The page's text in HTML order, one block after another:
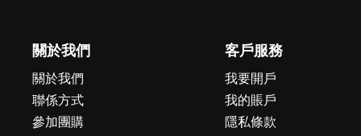
關於我們
關於我們
聯係方式
參加團購
客戶服務
我要開戶
我的賬戶
隱私條款